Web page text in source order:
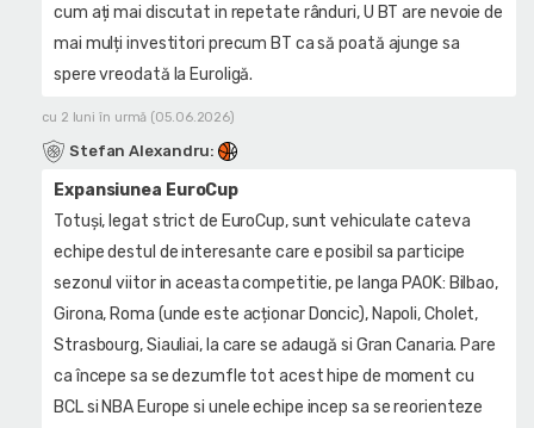
cum ați mai discutat in repetate rânduri, U BT are nevoie de
mai mulți investitori precum BT ca să poată ajunge sa
spere vreodată la Euroligă.
cu 2 luni în urmă (05.06.2026)
Stefan Alexandru:
Expansiunea EuroCup
Totuși, legat strict de EuroCup, sunt vehiculate cateva
echipe destul de interesante care e posibil sa participe
sezonul viitor in aceasta competitie, pe langa PAOK: Bilbao,
Girona, Roma (unde este acționar Doncic), Napoli, Cholet,
Strasbourg, Siauliai, la care se adaugă si Gran Canaria. Pare
ca începe sa se dezumfle tot acest hipe de moment cu
BCL si NBA Europe si unele echipe incep sa se reorienteze